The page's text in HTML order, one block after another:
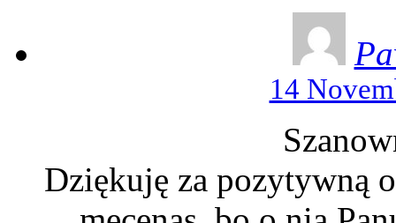
14
Dziękuję za pozytywną